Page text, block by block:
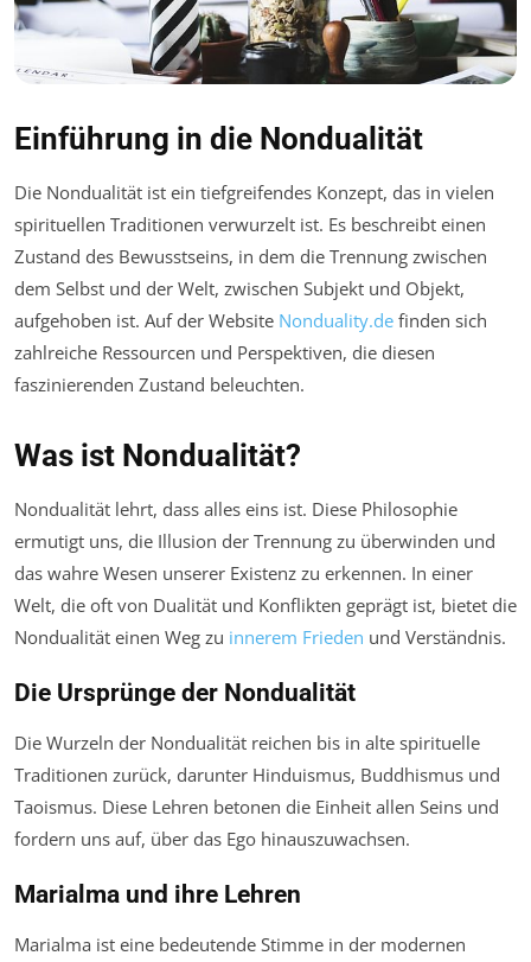
Einführung in die Nondualität
Die Nondualität ist ein tiefgreifendes Konzept, das in vielen
spirituellen Traditionen verwurzelt ist. Es beschreibt einen
Zustand des Bewusstseins, in dem die Trennung zwischen
dem Selbst und der Welt, zwischen Subjekt und Objekt,
aufgehoben ist. Auf der Website Nonduality.de finden sich
zahlreiche Ressourcen und Perspektiven, die diesen
faszinierenden Zustand beleuchten.
Was ist Nondualität?
Nondualität lehrt, dass alles eins ist. Diese Philosophie
ermutigt uns, die Illusion der Trennung zu überwinden und
das wahre Wesen unserer Existenz zu erkennen. In einer
Welt, die oft von Dualität und Konflikten geprägt ist, bietet die
Nondualität einen Weg zu innerem Frieden und Verständnis.
Die Ursprünge der Nondualität
Die Wurzeln der Nondualität reichen bis in alte spirituelle
Traditionen zurück, darunter Hinduismus, Buddhismus und
Taoismus. Diese Lehren betonen die Einheit allen Seins und
fordern uns auf, über das Ego hinauszuwachsen.
Marialma und ihre Lehren
Marialma ist eine bedeutende Stimme in der modernen